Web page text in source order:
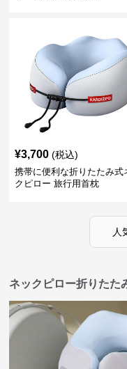
¥3,700 (税込)
携帯に便利な折りたたみ式
クピロー 旅行用首枕
人
ネックピロー折りたた